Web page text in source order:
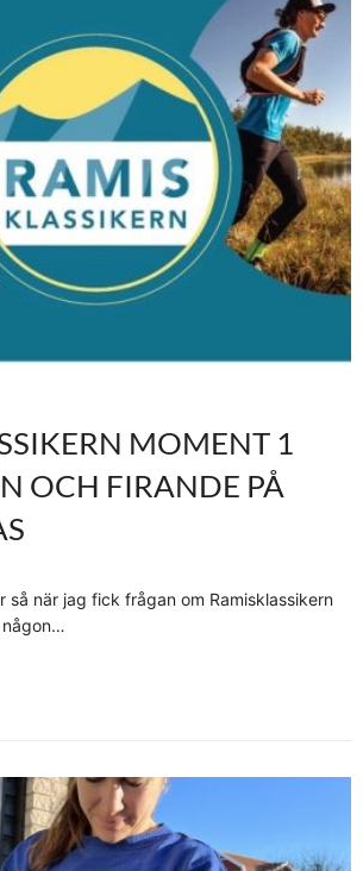
MOMENT 1
OCH FIRANDE PÅ
så när jag fick frågan om Ramisklassikern
någon…